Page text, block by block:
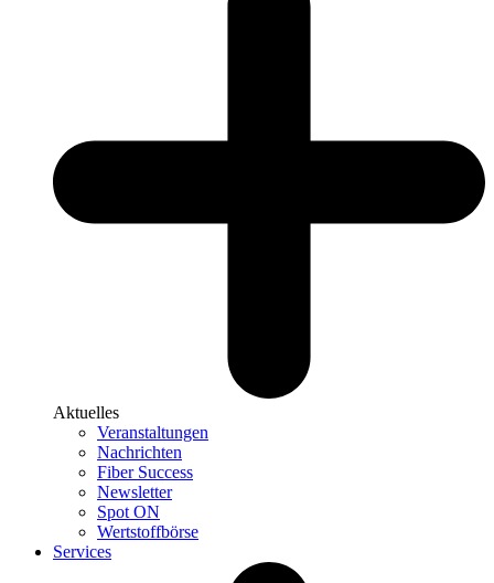
Aktuelles
Veranstaltungen
Nachrichten
Fiber Success
Newsletter
Spot ON
Wertstoffbörse
Services